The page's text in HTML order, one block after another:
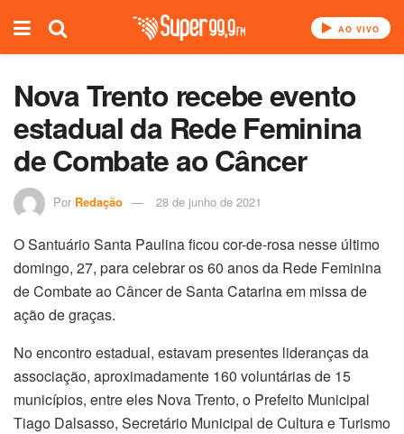
AO VIVO
Nova Trento recebe evento
estadual da Rede Feminina
de Combate ao Câncer
Por Redação 28 de junho de 2021
O Santuário Santa Paulina ficou cor-de-rosa nesse último
domingo, 27, para celebrar os 60 anos da Rede Feminina
de Combate ao Câncer de Santa Catarina em missa de
ação de graças.
No encontro estadual, estavam presentes lideranças da
associação, aproximadamente 160 voluntárias de 15
municípios, entre eles Nova Trento, o Prefeito Municipal
Tiago Dalsasso, Secretário Municipal de Cultura e Turismo